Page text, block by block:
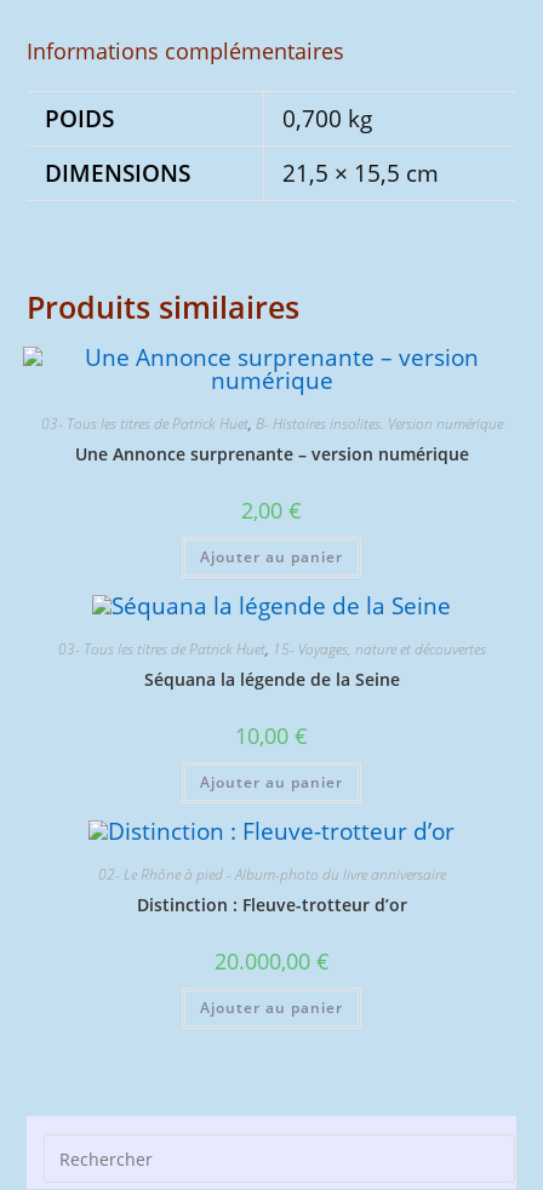
Informations complémentaires
POIDS
0,700 kg
DIMENSIONS
21,5 × 15,5 cm
Produits similaires
03- Tous les titres de Patrick Huet, B- Histoires insolites. Version numérique
Une Annonce surprenante – version numérique
2,00 €
Ajouter au panier
03- Tous les titres de Patrick Huet, 15- Voyages, nature et découvertes
Séquana la légende de la Seine
10,00 €
Ajouter au panier
02- Le Rhône à pied - Album-photo du livre anniversaire
Distinction : Fleuve-trotteur d’or
20.000,00 €
Ajouter au panier